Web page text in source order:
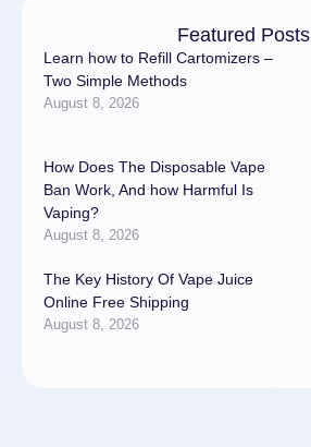
Featured Posts
Learn how to Refill Cartomizers –
Two Simple Methods
August 8, 2026
How Does The Disposable Vape
Ban Work, And how Harmful Is
Vaping?
August 8, 2026
The Key History Of Vape Juice
Online Free Shipping
August 8, 2026